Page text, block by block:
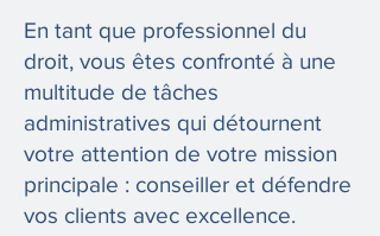
En tant que professionnel du
droit, vous êtes confronté à une
multitude de tâches
administratives qui détournent
votre attention de votre mission
principale : conseiller et défendre
vos clients avec excellence.